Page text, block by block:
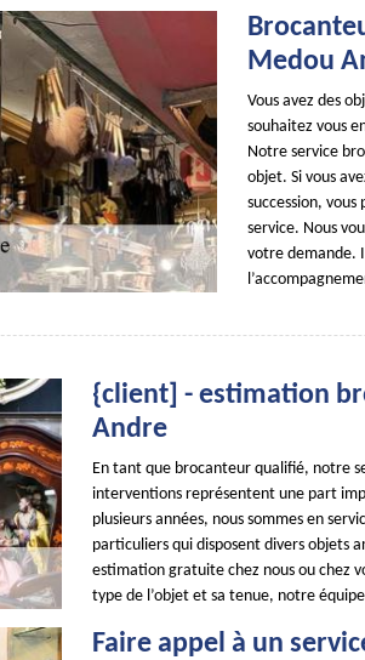
Medou
Vous avez des
souhaitez vous
Notre service
objet. Si vous
succession,
service. Nous
votre demande.
{client] - estimation
Andre
En tant que brocanteur qualifié, notre
interventions représentent une part
plusieurs années, nous sommes en
particuliers qui disposent divers objets
estimation gratuite chez nous ou chez
type de l’objet et sa tenue, notre
Faire appel à un